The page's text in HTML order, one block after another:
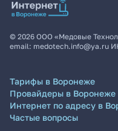
© 2026 ООО «Медовые
email: medotech.info@ya.ru
Тарифы в Воронеже
Провайдеры в Воронеже
Интернет по адресу в
Частые вопросы